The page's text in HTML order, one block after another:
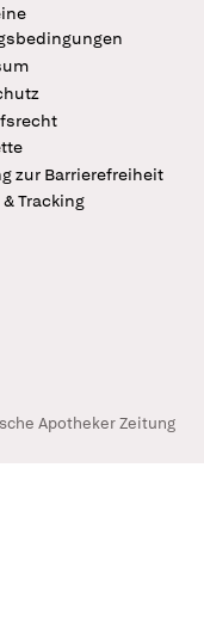
zur Barrierefreiheit
Tracking
Apotheker Zeitung